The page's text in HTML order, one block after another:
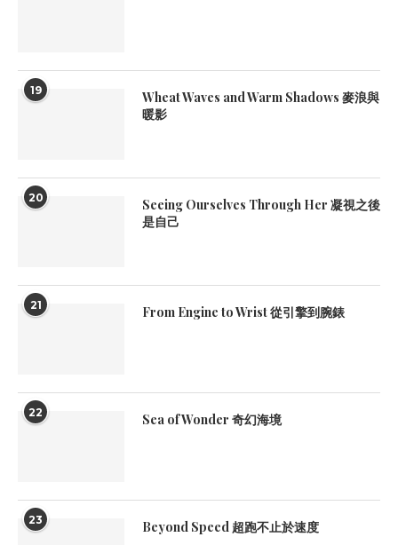
19
Wheat Waves and Warm Shadows 麥浪與
暖影
20
Seeing Ourselves Through Her 凝視之後
是自己
21 From Engine to Wrist 從引擎到腕錶
22 Sea of Wonder 奇幻海境
23 Beyond Speed 超跑不止於速度